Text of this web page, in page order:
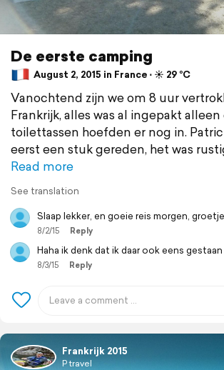
De eerste camping
August 2, 2015 in France ⋅ ☀️ 29 °C
Vanochtend zijn we om 8 uur
Frankrijk, alles was al ingepakt
toilettassen hoefden er nog in.
eerst een stuk gereden, het was
Read more
See translation
Slaap lekker, en goeie reis morgen,
8/2/15 Reply
Haha ik denk dat ik daar ook eens
8/3/15 Reply
Frankrijk 2015
P travel